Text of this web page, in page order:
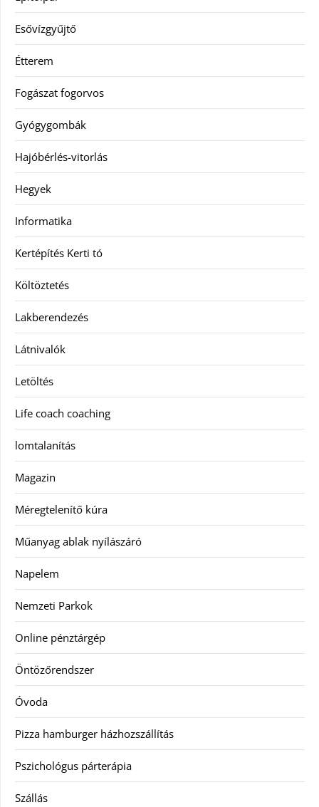
Esővízgyűjtő
Étterem
Fogászat fogorvos
Gyógygombák
Hajóbérlés-vitorlás
Hegyek
Informatika
Kertépítés Kerti tó
Költöztetés
Lakberendezés
Látnivalók
Letöltés
Life coach coaching
lomtalanítás
Magazin
Méregtelenítő kúra
Műanyag ablak nyílászáró
Napelem
Nemzeti Parkok
Online pénztárgép
Öntözőrendszer
Óvoda
Pizza hamburger házhozszállítás
Pszichológus párterápia
Szállás